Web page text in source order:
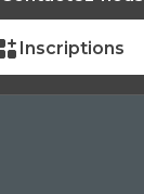
Inscriptions